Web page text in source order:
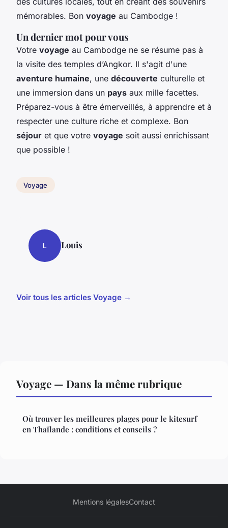
mémorables. Bon voyage au Cambodge !
Un dernier mot pour vous
Votre voyage au Cambodge ne se résume pas à
la visite des temples d’Angkor. Il s'agit d'une
aventure humaine, une découverte culturelle et
une immersion dans un pays aux mille facettes.
Préparez-vous à être émerveillés, à apprendre et à
respecter une culture riche et complexe. Bon
séjour et que votre voyage soit aussi enrichissant
que possible !
Voyage
L Louis
Voir tous les articles Voyage →
Voyage — Dans la même rubrique
Où trouver les meilleures plages pour le kitesurf
en Thaïlande : conditions et conseils ?
Mentions légalesContact